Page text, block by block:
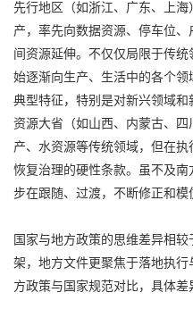
先行地区（如浙江、广东、上
产，率先向数据资源、停车位
间资源延伸。不仅仅局限于传
始逐渐向生产、生活中的各个
典型特征，特别是对新兴领域和
资源大省（如山西、内蒙古、
产、水资源等传统领域，但在
恢复治理的硬性条款。虽不及
步在跟随、过渡，不断修正和模
国家与地方政策的思维差异相
架，地方文件更聚焦于落地执
方政策与国家规范对比，具体差